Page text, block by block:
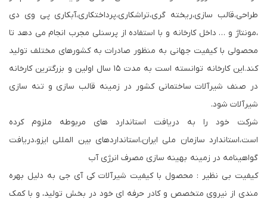
طراحی،قالب سازی،ریخته گری،تراشکاری،پرداختکاری،آبکاری پی وی دی
،مونتاژ و … داخل کارخانه و با استفاده از پرسنلی مجرب انجام می دهد تا
محصولی با کیفیت جهانی به منظور صادرات به کشورهای مختلف تولید
کند.این کارخانه توانسته است به مدت ۱۵ سال اولین و بزرگترین کارخانه
در صنف شیرآلات ساختمانی کشور در زمینه قالب سازی و تنه سازی
شیرآلات شود.
شرکت خود را به دریافت استاندارد های مربوطه ملزوم کرده
است،استاندارد سازمان ملی ایران،استانداردهای بین المللی ایزو،دریافت
گواهینامه در زمینه بهینه سازی مصرف انرژی آب
کیفیت بی نظیر : محصول با کیفیت شیرآلات کی آی جی به دلیل بهره
مندی از نیروی متخصص و کادر حرفه ای خود در بخش تولید، و با کمک